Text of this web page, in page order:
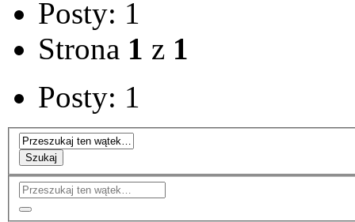
Posty: 1
Strona 1 z 1
Posty: 1
Szukaj